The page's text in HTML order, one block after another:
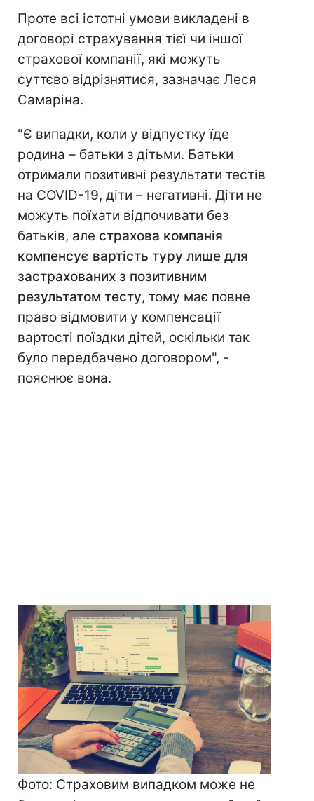
Проте всі істотні умови викладені в
договорі страхування тієї чи іншої
страхової компанії, які можуть
суттєво відрізнятися, зазначає Леся
Самаріна.
"Є випадки, коли у відпустку їде
родина – батьки з дітьми. Батьки
отримали позитивні результати тестів
на COVID-19, діти – негативні. Діти не
можуть поїхати відпочивати без
батьків, але страхова компанія
компенсує вартість туру лише для
застрахованих з позитивним
результатом тесту, тому має повне
право відмовити у компенсації
вартості поїздки дітей, оскільки так
було передбачено договором", -
пояснює вона.
Фото: Страховим випадком може не